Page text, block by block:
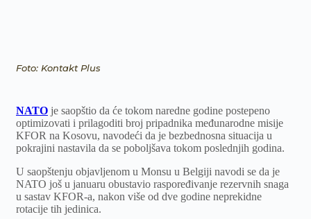
Foto: Kontakt Plus
NATO je saopštio da će tokom naredne godine postepeno
optimizovati i prilagoditi broj pripadnika međunarodne misije
KFOR na Kosovu, navodeći da je bezbednosna situacija u
pokrajini nastavila da se poboljšava tokom poslednjih godina.
U saopštenju objavljenom u Monsu u Belgiji navodi se da je
NATO još u januaru obustavio raspoređivanje rezervnih snaga
u sastav KFOR-a, nakon više od dve godine neprekidne
rotacije tih jedinica.